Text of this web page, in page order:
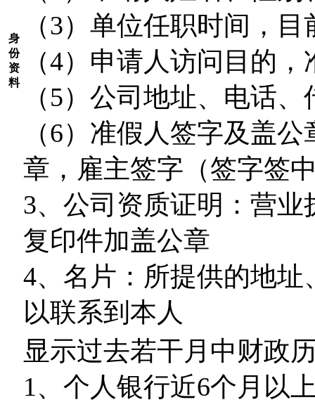
身
份
资
料
（3）单位任职时间，
（4）申请人访问目的
（5）公司地址、电话
（6）准假人签字及盖
章，雇主签字（签字签
3、公司资质证明：营
复印件加盖公章
4、名片：所提供的地
以联系到本人
显示过去若干月中财政
1、个人银行近6个月以